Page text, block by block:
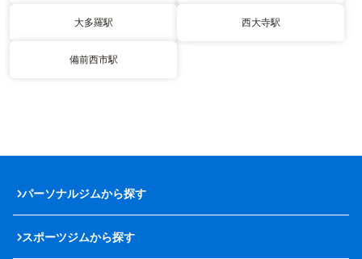
大多羅駅 西大寺駅
備前西市駅
パーソナルジムから探す
スポーツジムから探す